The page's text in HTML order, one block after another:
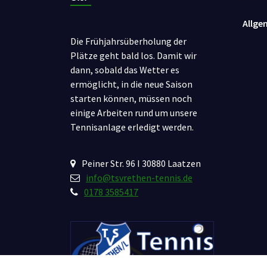
Die Frühjahrsüberholung der
Plätze geht bald los. Damit wir
dann, sobald das Wetter es
ermöglicht, in die neue Saison
starten können, müssen noch
einige Arbeiten rund um unsere
Tennisanlage erledigt werden.
Peiner Str. 96 I 30880 Laatzen
info@tsvrethen-tennis.de
0178 3585417